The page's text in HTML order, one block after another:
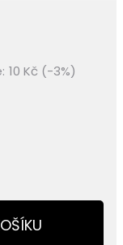
10 Kč (-3%)